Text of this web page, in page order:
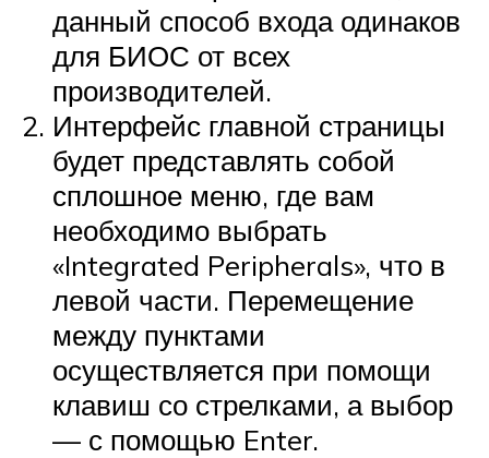
данный способ входа одинаков
для БИОС от всех
производителей.
Интерфейс главной страницы
будет представлять собой
сплошное меню, где вам
необходимо выбрать
«Integrated Peripherals», что в
левой части. Перемещение
между пунктами
осуществляется при помощи
клавиш со стрелками, а выбор
— с помощью Enter.